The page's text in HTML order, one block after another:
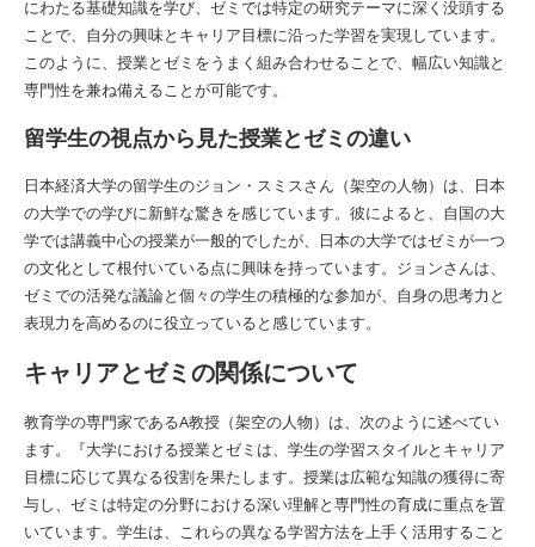
にわたる基礎知識を学び、ゼミでは特定の研究テーマに深く没頭する
ことで、自分の興味とキャリア目標に沿った学習を実現しています。
このように、授業とゼミをうまく組み合わせることで、幅広い知識と
専門性を兼ね備えることが可能です。
留学生の視点から見た授業とゼミの違い
日本経済大学の留学生のジョン・スミスさん（架空の人物）は、日本
の大学での学びに新鮮な驚きを感じています。彼によると、自国の大
学では講義中心の授業が一般的でしたが、日本の大学ではゼミが一つ
の文化として根付いている点に興味を持っています。ジョンさんは、
ゼミでの活発な議論と個々の学生の積極的な参加が、自身の思考力と
表現力を高めるのに役立っていると感じています。
キャリアとゼミの関係について
教育学の専門家であるA教授（架空の人物）は、次のように述べてい
ます。『大学における授業とゼミは、学生の学習スタイルとキャリア
目標に応じて異なる役割を果たします。授業は広範な知識の獲得に寄
与し、ゼミは特定の分野における深い理解と専門性の育成に重点を置
いています。学生は、これらの異なる学習方法を上手く活用すること